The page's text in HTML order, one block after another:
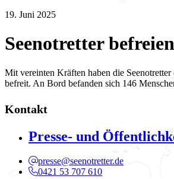
19. Juni 2025
Seenotretter
Mit vereinten Kräften haben die Seenotretter
befreit. An Bord befanden sich 146
Kontakt
Presse- und
presse@seenotretter.de
0421 53 707 610